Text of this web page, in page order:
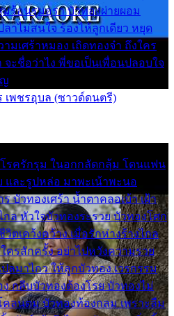
ร้อนรุมอุรา บัวทองผ่ายผอม
าไม่สนใจ ร้องไห้ลูกเดียว หยุด
มเศร้าหมอง เถิดทองจ๋า ถึงใคร
จะชื่อว่าไง พี่ขอเป็นเพื่อนปลอบใจ
ญ
เพชรอุบล (ซาวด์ดนตรี)
โรครักรุม ในอกกลัดกลุ้ม โดนแฟน
และรูปหล่อ มาพะเน้าพะนอ
ร บัวทองเศร้า น้ำตาคลอเบ้า เฝ้า
ล หัวใจบัวทองระรวย บัวทองโศก
วิตเคว้งคว้าง เมื่อรักห่างร้างไกล
ครสักครั้ง อย่าไปหวังความรวย
ลมาไกว ให้ลูกบัวทอง เวรกรรม
กลีบบัวทองต้องโรย บัวทองไม่
คลนตม บัวทองท้องกลม เพราะลืม